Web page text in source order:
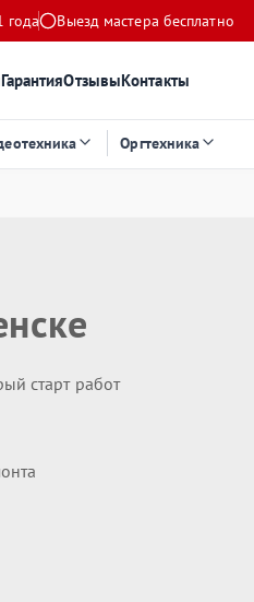
года Выезд мастера бесплатно
ГарантияОтзывыКонтакты
Оргтехника
старт работ